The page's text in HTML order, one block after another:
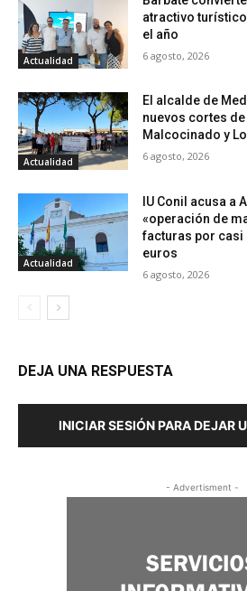
Actualidad
atractivo
el año
6 agosto, 2026
Actualidad
El alcalde de
nuevos cortes
Malcocinado y
6 agosto, 2026
Actualidad
IU Conil acusa a
«operación de
facturas por
euros
6 agosto, 2026
DEJA UNA RESPUESTA
INICIAR SESIÓN PARA DEJAR
- Advertisment -